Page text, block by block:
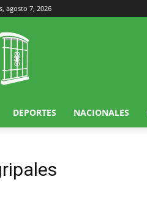
agosto 7, 2026
DEPORTES NACIONALES